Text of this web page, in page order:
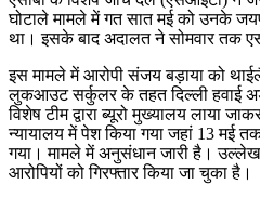
घोटाले मामले में गत सात मई को उनके
था। इसके बाद अदालत ने सोमवार तक
इस मामले में आरोपी संजय बड़ाया को
लुकआउट सर्कुलर के तहत दिल्ली हवाई
विशेष टीम द्वारा ब्यूरो मुख्यालय लाया
न्यायालय में पेश किया गया जहां 13 मई
गया। मामले में अनुसंधान जारी है।
आरोपियों को गिरफ्तार किया जा चुका है।